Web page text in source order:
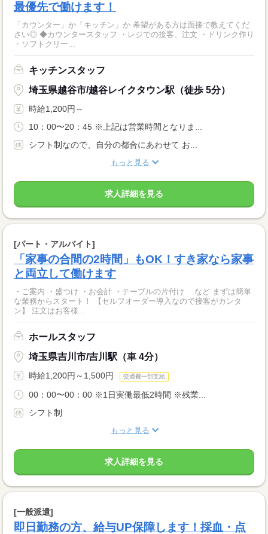
最優先で働けます！
「カウンター」か「キッチン」か 希望がある方は面接で教えてくだ
さい◎ ◆カウンタースタッフ ・レジでの接客、注文 ・ドリンク作り
・ソフトクリー...
キッチンスタッフ
埼玉県越谷市/越谷レイクタウン駅（徒歩 5分）
時給1,200円～
10：00〜20：45 ※上記は営業時間となりま...
シフト制なので、自分の都合にあわせて お...
もっと見る
求人詳細を見る
[パート・アルバイト]
「家事の合間の2時間」もOK！すき家なら家事
と両立して働けます
・ご案内 ・盛つけ ・お会計 ・テーブルの片付け など まずは簡単
な業務からスタート！ 【セルフオーダー導入なので接客がカンタ
ン】 注文はお客様...
ホールスタッフ
埼玉県吉川市/吉川駅（車 4分）
時給1,200円～1,500円 交通費一部支給
00：00〜00：00 ※1日実働最低2時間 ※残業...
シフト制
もっと見る
求人詳細を見る
[一般派遣]
即日勤務の方、給与UP保障します！採血・点